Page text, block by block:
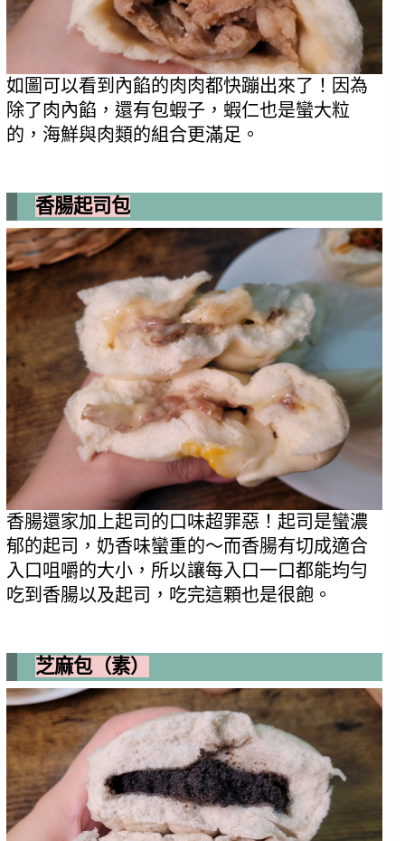
如圖可以看到內餡的肉肉都快蹦出來了！因為
除了肉內餡，還有包蝦子，蝦仁也是蠻大粒
的，海鮮與肉類的組合更滿足。
香腸起司包
香腸還家加上起司的口味超罪惡！起司是蠻濃
郁的起司，奶香味蠻重的～而香腸有切成適合
入口咀嚼的大小，所以讓每入口一口都能均勻
吃到香腸以及起司，吃完這顆也是很飽。
芝麻包（素）